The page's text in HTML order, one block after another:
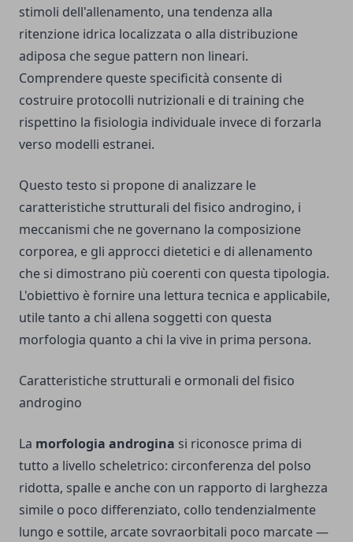
stimoli dell'allenamento, una tendenza alla
ritenzione idrica localizzata o alla distribuzione
adiposa che segue pattern non lineari.
Comprendere queste specificità consente di
costruire protocolli nutrizionali e di training che
rispettino la fisiologia individuale invece di forzarla
verso modelli estranei.
Questo testo si propone di analizzare le
caratteristiche strutturali del fisico androgino, i
meccanismi che ne governano la composizione
corporea, e gli approcci dietetici e di allenamento
che si dimostrano più coerenti con questa tipologia.
L'obiettivo è fornire una lettura tecnica e applicabile,
utile tanto a chi allena soggetti con questa
morfologia quanto a chi la vive in prima persona.
Caratteristiche strutturali e ormonali del fisico
androgino
La morfologia androgina si riconosce prima di
tutto a livello scheletrico: circonferenza del polso
ridotta, spalle e anche con un rapporto di larghezza
simile o poco differenziato, collo tendenzialmente
lungo e sottile, arcate sovraorbitali poco marcate —